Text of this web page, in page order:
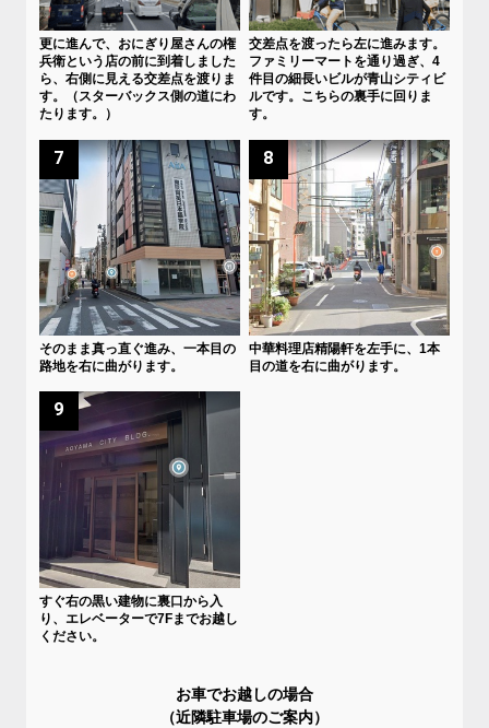
更に進んで、おにぎり屋さんの権
兵衛という店の前に到着しました
ら、右側に見える交差点を渡りま
す。（スターバックス側の道にわ
たります。）
交差点を渡ったら左に進みます。
ファミリーマートを通り過ぎ、4
件目の細長いビルが青山シティビ
ルです。こちらの裏手に回りま
す。
7
そのまま真っ直ぐ進み、一本目の
路地を右に曲がります。
8
中華料理店精陽軒を左手に、1本
目の道を右に曲がります。
9
すぐ右の黒い建物に裏口から入
り、エレベーターで7Fまでお越し
ください。
お車でお越しの場合
（近隣駐車場のご案内）